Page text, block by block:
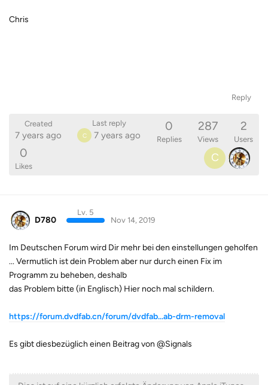
Chris
Reply
Created
7 years ago
Last reply
C 7 years ago
0
Replies
287
Views
2
Users
0
Likes
C
D780
Lv. 5
Nov 14, 2019
Im Deutschen Forum wird Dir mehr bei den einstellungen geholfen
... Vermutlich ist dein Problem aber nur durch einen Fix im
Programm zu beheben, deshalb
das Problem bitte (in Englisch) Hier noch mal schildern.
https://forum.dvdfab.cn/forum/dvdfab...ab-drm-removal
Es gibt diesbezüglich einen Beitrag von @Signals